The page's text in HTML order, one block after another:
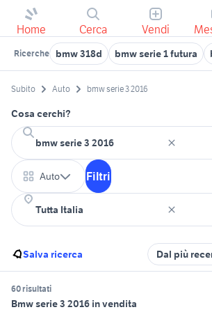
Home Cerca Vendi
Ricerche bmw 318d bmw serie 1 futura
Subito Auto bmw serie 3 2016
Cosa cerchi?
Auto Filtri
Salva ricerca Dal più
60 risultati
Bmw serie 3 2016 in vendita